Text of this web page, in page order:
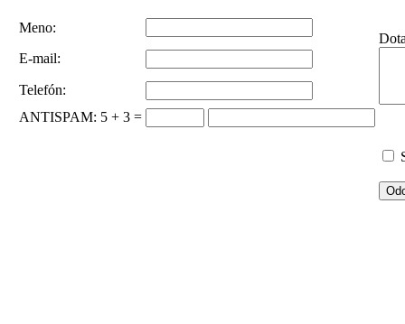
Meno:
E-mail:
Telefón:
ANTISPAM: 5 + 3 =